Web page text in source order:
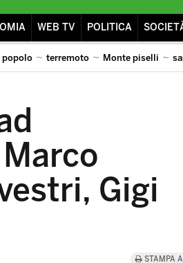
WEB TV POLITICA
popolo terremoto Monte piselli
Gigi
STAMPA